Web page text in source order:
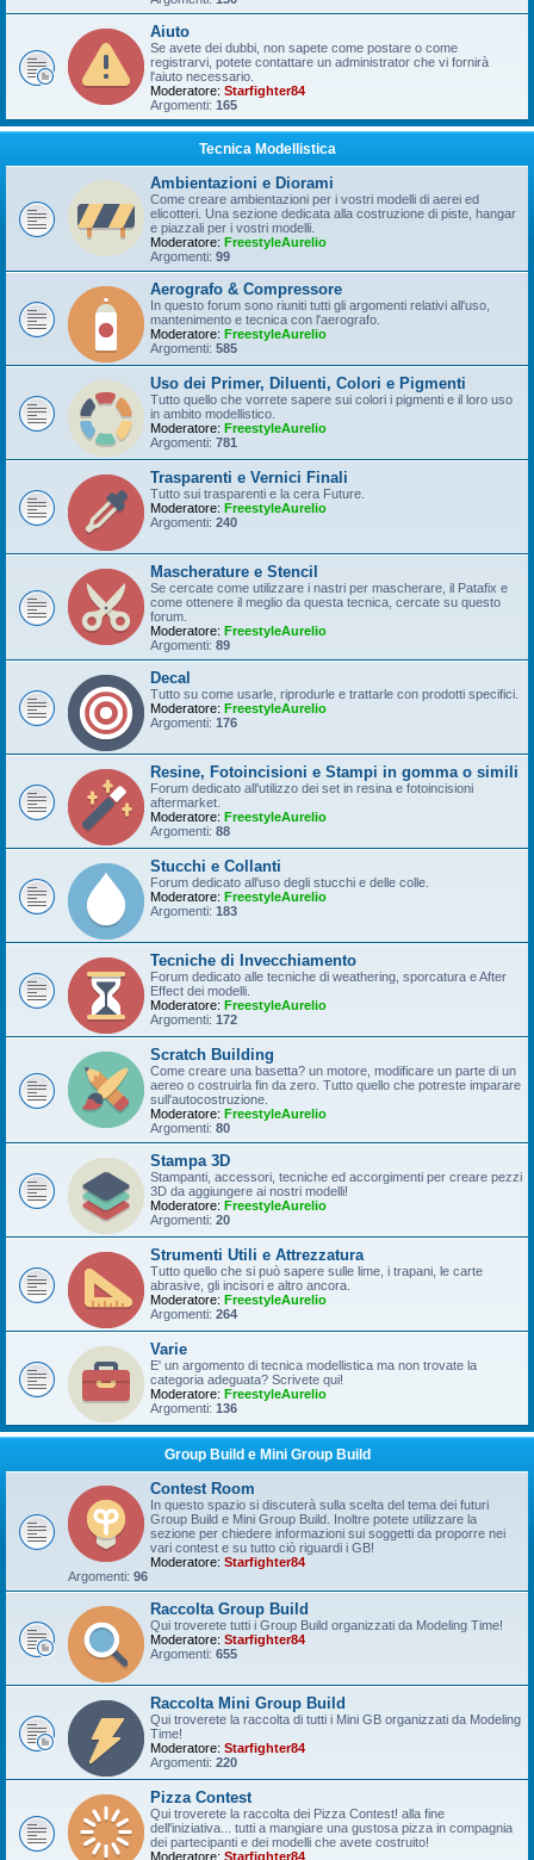
Aiuto
Se avete dei dubbi, non sapete come postare o come
registrarvi, potete contattare un administrator che vi fornirà
l'aiuto necessario.
Moderatore: Starfighter84
Argomenti: 165
Tecnica Modellistica
Ambientazioni e Diorami
Come creare ambientazioni per i vostri modelli di aerei ed
elicotteri. Una sezione dedicata alla costruzione di piste, hangar
e piazzali per i vostri modelli.
Moderatore: FreestyleAurelio
Argomenti: 99
Aerografo & Compressore
In questo forum sono riuniti tutti gli argomenti relativi all'uso,
mantenimento e tecnica con l'aerografo.
Moderatore: FreestyleAurelio
Argomenti: 585
Uso dei Primer, Diluenti, Colori e Pigmenti
Tutto quello che vorrete sapere sui colori i pigmenti e il loro uso
in ambito modellistico.
Moderatore: FreestyleAurelio
Argomenti: 781
Trasparenti e Vernici Finali
Tutto sui trasparenti e la cera Future.
Moderatore: FreestyleAurelio
Argomenti: 240
Mascherature e Stencil
Se cercate come utilizzare i nastri per mascherare, il Patafix e
come ottenere il meglio da questa tecnica, cercate su questo
forum.
Moderatore: FreestyleAurelio
Argomenti: 89
Decal
Tutto su come usarle, riprodurle e trattarle con prodotti specifici.
Moderatore: FreestyleAurelio
Argomenti: 176
Resine, Fotoincisioni e Stampi in gomma o simili
Forum dedicato all'utilizzo dei set in resina e fotoincisioni
aftermarket.
Moderatore: FreestyleAurelio
Argomenti: 88
Stucchi e Collanti
Forum dedicato all'uso degli stucchi e delle colle.
Moderatore: FreestyleAurelio
Argomenti: 183
Tecniche di Invecchiamento
Forum dedicato alle tecniche di weathering, sporcatura e After
Effect dei modelli.
Moderatore: FreestyleAurelio
Argomenti: 172
Scratch Building
Come creare una basetta? un motore, modificare un parte di un
aereo o costruirla fin da zero. Tutto quello che potreste imparare
sull'autocostruzione.
Moderatore: FreestyleAurelio
Argomenti: 80
Stampa 3D
Stampanti, accessori, tecniche ed accorgimenti per creare pezzi
3D da aggiungere ai nostri modelli!
Moderatore: FreestyleAurelio
Argomenti: 20
Strumenti Utili e Attrezzatura
Tutto quello che si può sapere sulle lime, i trapani, le carte
abrasive, gli incisori e altro ancora.
Moderatore: FreestyleAurelio
Argomenti: 264
Varie
E' un argomento di tecnica modellistica ma non trovate la
categoria adeguata? Scrivete qui!
Moderatore: FreestyleAurelio
Argomenti: 136
Group Build e Mini Group Build
Contest Room
In questo spazio si discuterà sulla scelta del tema dei futuri
Group Build e Mini Group Build. Inoltre potete utilizzare la
sezione per chiedere informazioni sui soggetti da proporre nei
vari contest e su tutto ciò riguardi i GB!
Moderatore: Starfighter84
Argomenti: 96
Raccolta Group Build
Qui troverete tutti i Group Build organizzati da Modeling Time!
Moderatore: Starfighter84
Argomenti: 655
Raccolta Mini Group Build
Qui troverete la raccolta di tutti i Mini GB organizzati da Modeling
Time!
Moderatore: Starfighter84
Argomenti: 220
Pizza Contest
Qui troverete la raccolta dei Pizza Contest! alla fine
dell'iniziativa... tutti a mangiare una gustosa pizza in compagnia
dei partecipanti e dei modelli che avete costruito!
Moderatore: Starfighter84